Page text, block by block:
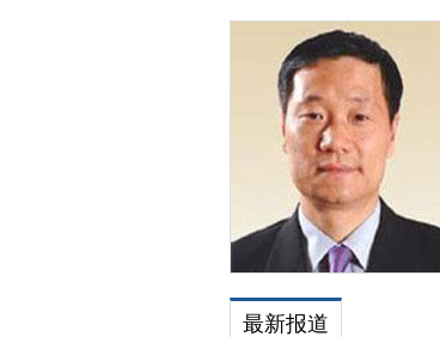
最新报道